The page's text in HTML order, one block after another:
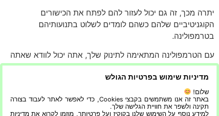
יתרה מכך, זה גם יכול לעזור להם לפתח את הכישורים
הקוגניטיביים שלהם כשהם לומדים לשלוט בתנועותיהם
בטרמפולינה.
עם הטרמפולינה המתאימה לתינוק שלך, אתה יכול לוודא שאתה
מספק לו סביבה בטוחה, מהנה ומעוררת.
המתאימה לתינוקך
מדיניות שימוש בפרטיות הגולש
שלום!
באתר זה אנו משתמשים בקבצי Cookies, כדי לאפשר לאתר לעבוד בצורה
תקינה ולשפר את חוויית הגלישה שלך.
למידע נוסף על השימוש שלנו בקוקיז ועל פרטיותך, מוזמן לקרוא את מדיניות